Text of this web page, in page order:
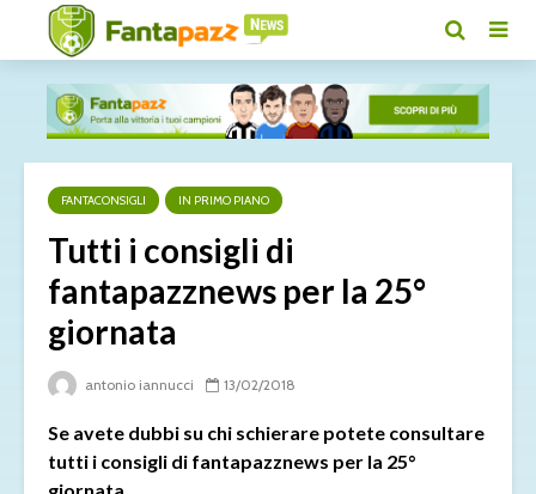
FANTACONSIGLI IN PRIMO PIANO
Tutti i consigli di
fantapazznews per la 25°
giornata
antonio iannucci 13/02/2018
Se avete dubbi su chi schierare potete consultare
tutti i consigli di fantapazznews per la 25°